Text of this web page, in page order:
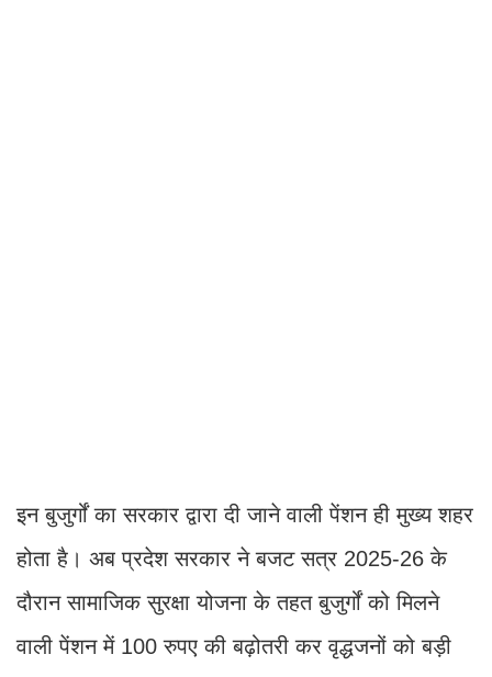
इन बुजुर्गों का सरकार द्वारा दी जाने वाली पेंशन ही मुख्य शहर
होता है। अब प्रदेश सरकार ने बजट सत्र 2025-26 के
दौरान सामाजिक सुरक्षा योजना के तहत बुजुर्गों को मिलने
वाली पेंशन में 100 रुपए की बढ़ोतरी कर वृद्धजनों को बड़ी